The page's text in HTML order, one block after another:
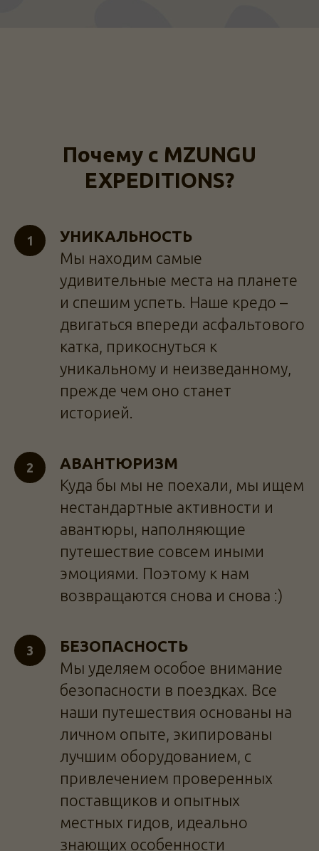
Почему с MZUNGU
EXPEDITIONS?
УНИКАЛЬНОСТЬ
Мы находим самые
удивительные места на планете
и спешим успеть. Наше кредо –
двигаться впереди асфальтового
катка, прикоснуться к
уникальному и неизведанному,
прежде чем оно станет
историей.
АВАНТЮРИЗМ
Куда бы мы не поехали, мы ищем
нестандартные активности и
авантюры, наполняющие
путешествие совсем иными
эмоциями. Поэтому к нам
возвращаются снова и снова :)
БЕЗОПАСНОСТЬ
Мы уделяем особое внимание
безопасности в поездках. Все
наши путешествия основаны на
личном опыте, экипированы
лучшим оборудованием, с
привлечением проверенных
поставщиков и опытных
местных гидов, идеально
знающих особенности